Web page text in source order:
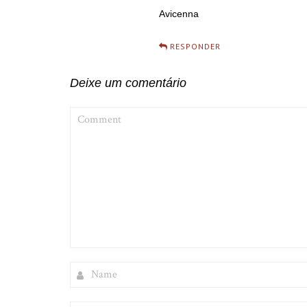
Avicenna
RESPONDER
Deixe um comentário